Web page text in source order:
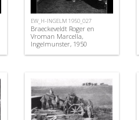
EW_H-INGELM 1950_027
Braeckeveldt Roger en
Vroman Marcella,
Ingelmunster, 1950